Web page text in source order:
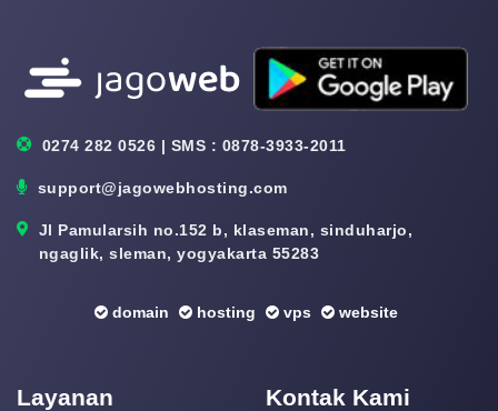
0274 282 0526 | SMS : 0878-3933-2011
support@jagowebhosting.com
Jl Pamularsih no.152 b, klaseman, sinduharjo,
ngaglik, sleman, yogyakarta 55283
domain hosting vps website
Layanan Kontak Kami